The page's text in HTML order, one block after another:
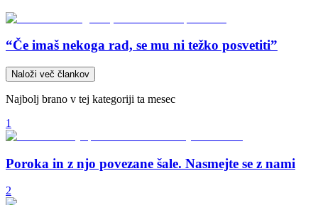
“Če imaš nekoga rad, se mu ni težko posvetiti”
Naloži več člankov
Najbolj brano v tej kategoriji ta mesec
1
Poroka in z njo povezane šale. Nasmejte se z nami
2